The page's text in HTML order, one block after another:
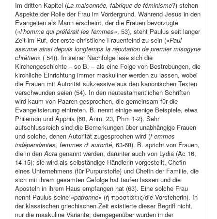
Im dritten Kapitel (La maisonnée, fabrique de féminisme?) stehen
Aspekte der Rolle der Frau im Vordergrund. Während Jesus in den
Evangelien als Mann erscheint, der die Frauen bevorzugte
(«l’homme qui préférait les femmes», 53), steht Paulus seit langer
Zeit im Ruf, der erste christliche Frauenfeind zu sein («Paul
assume ainsi depuis longtemps la réputation de premier misogyne
chrétien» ( 54)). In seiner Nachfolge lese sich die
Kirchengeschichte – so B. – als eine Folge von Bestrebungen, die
kirchliche Einrichtung immer maskuliner werden zu lassen, wobei
die Frauen mit Autorität sukzessive aus den kanonischen Texten
verschwunden seien (54). In den neutestamentlichen Schriften
wird kaum von Paaren gesprochen, die gemeinsam für die
Evangelisierung eintreten. B. nennt einige wenige Beispiele, etwa
Philemon und Apphia (60, Anm. 23, Phm 1-2). Sehr
aufschlussreich sind die Bemerkungen über unabhängige Frauen
und solche, denen Autorität zugesprochen wird (Femmes
indépendantes, femmes d‘ autorité, 63-68). B. spricht von Frauen,
die in denActa genannt werden, darunter auch von Lydia (Ac 16,
14-15); sie wird als selbständige Händlerin vorgestellt, Chefin
eines Unternehmens (für Purpurstoffe) und Chefin der Familie, die
sich mit ihrem gesamten Gefolge hat taufen lassen und die
Aposteln in ihrem Haus empfangen hat (63). Eine solche Frau
nennt Paulus seine «patronne» (ἡ προστάτις/die Vorsteherin). In
der klassischen griechischen Zeit existierte dieser Begriff nicht,
nur die maskuline Variante; demgegenüber wurden in der